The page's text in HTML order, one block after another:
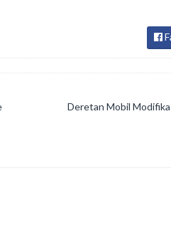
Deretan Mobil